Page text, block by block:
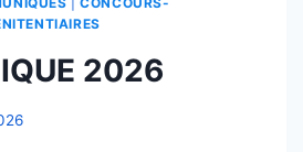
2026